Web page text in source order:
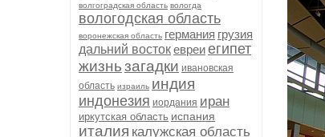
волгоградская область вологда
вологодская область
воронежская область германия грузия
дальний востокевреиегипет
жизньзагадки ивановская
область израиль индия
индонезия иордания иран
иркутская область испания
италия калужская область